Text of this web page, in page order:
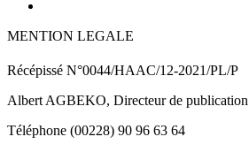
MENTION LEGALE
Récépissé N°0044/HAAC/12-2021/PL/P
Albert AGBEKO, Directeur de publication
Téléphone (00228) 90 96 63 64